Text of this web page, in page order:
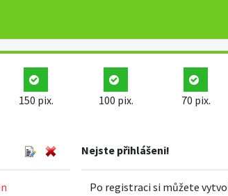
150 pix. 100 pix. 70 pix.
Nejste přihlášeni!
Po registraci si můžete